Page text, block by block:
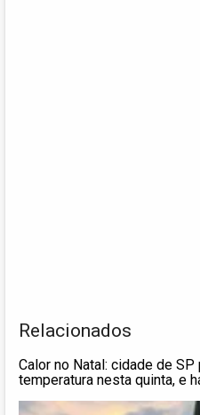
Relacionados
Calor no Natal: cidade de
temperatura nesta quinta, e